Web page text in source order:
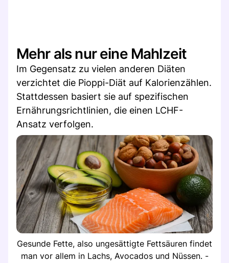
Mehr als nur eine Mahlzeit
Im Gegensatz zu vielen anderen Diäten
verzichtet die Pioppi-Diät auf Kalorienzählen.
Stattdessen basiert sie auf spezifischen
Ernährungsrichtlinien, die einen LCHF-
Ansatz verfolgen.
Gesunde Fette, also ungesättigte Fettsäuren findet
man vor allem in Lachs, Avocados und Nüssen. -